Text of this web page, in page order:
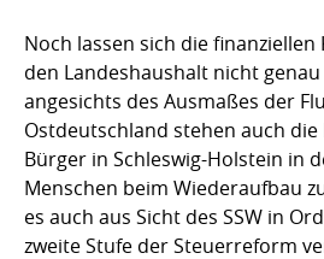
Noch lassen sich die
den Landeshaushalt nicht
angesichts des Ausmaßes der
Ostdeutschland stehen auch
Bürger in Schleswig-Holstein in
Menschen beim Wiederaufbau
es auch aus Sicht des SSW in
zweite Stufe der Steuerreform